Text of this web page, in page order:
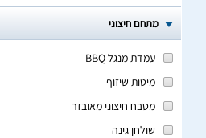
מתחם חיצוני
עמדת מנגל BBQ
מיטות שיזוף
מטבח חיצוני מאובזר
שולחן גינה